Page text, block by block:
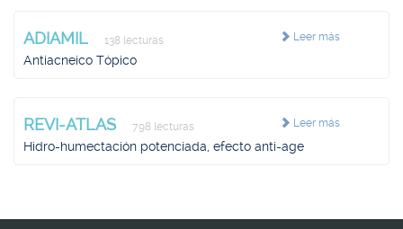
Leer más
ADIAMIL 138 lecturas
Antiacneico Tópico
Leer más
REVI-ATLAS 798 lecturas
Hidro-humectación potenciada, efecto anti-age